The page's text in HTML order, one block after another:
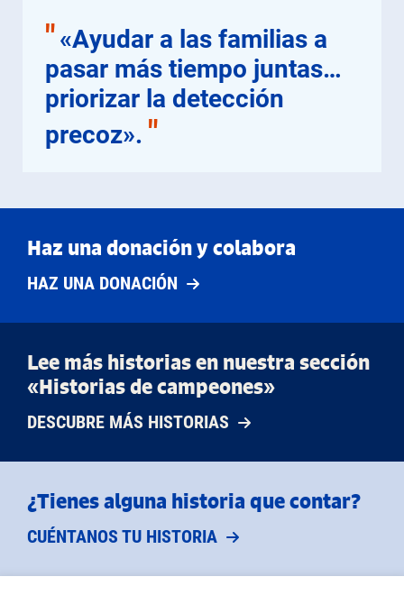
"«Ayudar a las familias a
pasar más tiempo juntas…
priorizar la detección
precoz». "
Haz una donación y colabora
HAZ UNA DONACIÓN
Lee más historias en nuestra sección
«Historias de campeones»
DESCUBRE MÁS HISTORIAS
¿Tienes alguna historia que contar?
CUÉNTANOS TU HISTORIA